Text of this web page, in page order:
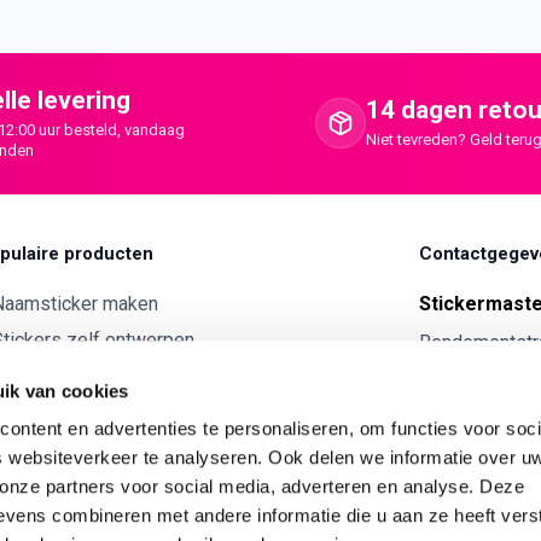
van cookies
en advertenties te personaliseren, om functies voor
websiteverkeer te analyseren. Ook delen we informatie over
partners voor social media, adverteren en analyse. Deze
combineren met andere informatie die u aan ze heeft
levering
uur besteld, vandaag
14 dagen
Niet tevreden? Geld
producten
maken
zelf ontwerpen
je eigen kunststof tekst
maken
je eigen Vilt tekst
KVK:71793437
BTW nr: